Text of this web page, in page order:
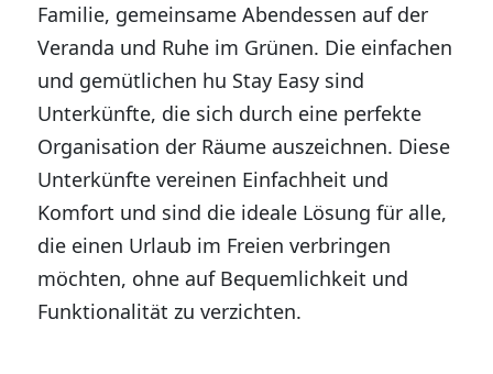
Familie, gemeinsame Abendessen auf der
Veranda und Ruhe im Grünen. Die einfachen
und gemütlichen hu Stay Easy sind
Unterkünfte, die sich durch eine perfekte
Organisation der Räume auszeichnen. Diese
Unterkünfte vereinen Einfachheit und
Komfort und sind die ideale Lösung für alle,
die einen Urlaub im Freien verbringen
möchten, ohne auf Bequemlichkeit und
Funktionalität zu verzichten.